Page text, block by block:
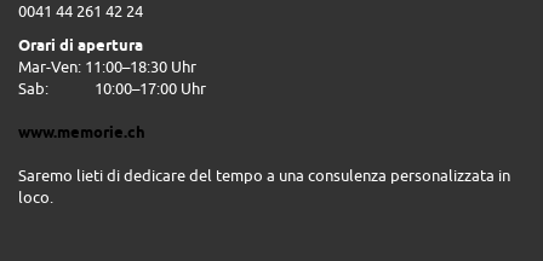
0041 44 261 42 24
Orari di apertura
Mar-Ven: 11:00–18:30 Uhr
Sab:
10:00–17:00 Uhr
www.memorie.ch
Saremo lieti di dedicare del tempo a una consulenza personalizzata in
loco.